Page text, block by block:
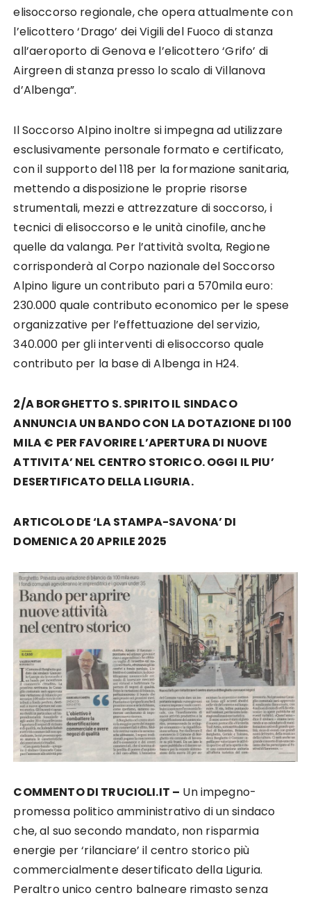
elisoccorso regionale, che opera attualmente con
l’elicottero ‘Drago’ dei Vigili del Fuoco di stanza
all’aeroporto di Genova e l’elicottero ‘Grifo’ di
Airgreen di stanza presso lo scalo di Villanova
d’Albenga”.
Il Soccorso Alpino inoltre si impegna ad utilizzare
esclusivamente personale formato e certificato,
con il supporto del 118 per la formazione sanitaria,
mettendo a disposizione le proprie risorse
strumentali, mezzi e attrezzature di soccorso, i
tecnici di elisoccorso e le unità cinofile, anche
quelle da valanga. Per l’attività svolta, Regione
corrisponderà al Corpo nazionale del Soccorso
Alpino ligure un contributo pari a 570mila euro:
230.000 quale contributo economico per le spese
organizzative per l’effettuazione del servizio,
340.000 per gli interventi di elisoccorso quale
contributo per la base di Albenga in H24.
2/A BORGHETTO S. SPIRITO IL SINDACO
ANNUNCIA UN BANDO CON LA DOTAZIONE DI 100
MILA € PER FAVORIRE L’APERTURA DI NUOVE
ATTIVITA’ NEL CENTRO STORICO. OGGI IL PIU’
DESERTIFICATO DELLA LIGURIA.
ARTICOLO DE ‘LA STAMPA-SAVONA’ DI
DOMENICA 20 APRILE 2025
COMMENTO DI TRUCIOLI.IT – Un impegno-
promessa politico amministrativo di un sindaco
che, al suo secondo mandato, non risparmia
energie per ‘rilanciare’ il centro storico più
commercialmente desertificato della Liguria.
Peraltro unico centro balneare rimasto senza